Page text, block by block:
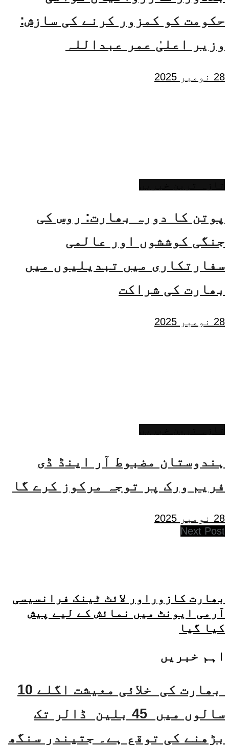
حکومت کو کمزور کرنے کی سازش:
وزیر اعلیٰ عمر عبداللہ
28 نومبر 2025
پوتن کا دورہ بھارت: روس کی
جنگی کوششوں اور عالمی
سفارتکاری میں تبدیلیوں میں
بھارت کی شراکت
28 نومبر 2025
ہندوستان مضبوط آر اینڈ ڈی
فریم ورک پر توجہ مرکوز کرے گا
28 نومبر 2025
Next Post
بھارت کازوراور لائٹ ٹینک فرانسیسی
آرمی ایونٹ میں نمائش کے لیے پیش
کیا گیا
اہم خبریں
بھارت کی خلائی معیشت اگلے 10
سالوں میں 45 بلین ڈالر تک
بڑھنے کی توقع ہے۔ جتیندر سنگھ